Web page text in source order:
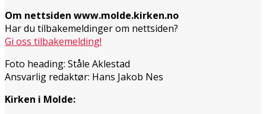
Om nettsiden www.molde.kirken.no
Har du tilbakemeldinger om nettsiden?
Gi oss tilbakemelding!
Foto heading: Ståle Aklestad
Ansvarlig redaktør: Hans Jakob Nes
Kirken i Molde: